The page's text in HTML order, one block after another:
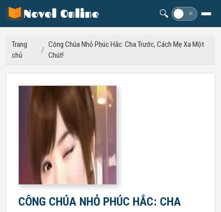
Novel Online 🔍 ☀
Trang
chủ
/
Công Chúa Nhỏ Phúc Hắc: Cha Trước, Cách Mẹ Xa Một
Chút!
CÔNG CHÚA NHỎ PHÚC HẮC: CHA